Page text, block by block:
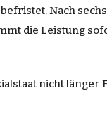
Nach
die Leistung
nicht länger